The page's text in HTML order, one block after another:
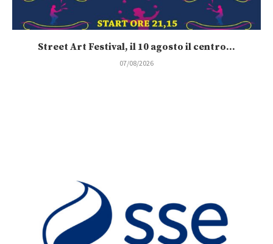
Street Art Festival, il 10 agosto il centro...
07/08/2026